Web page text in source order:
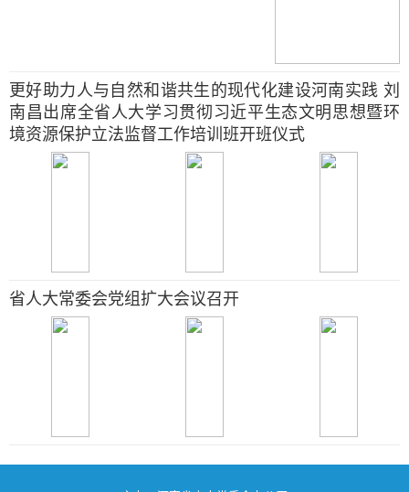
更好助力人与自然和谐共生的现代化建设河南实践 刘
南昌出席全省人大学习贯彻习近平生态文明思想暨环
境资源保护立法监督工作培训班开班仪式
省人大常委会党组扩大会议召开